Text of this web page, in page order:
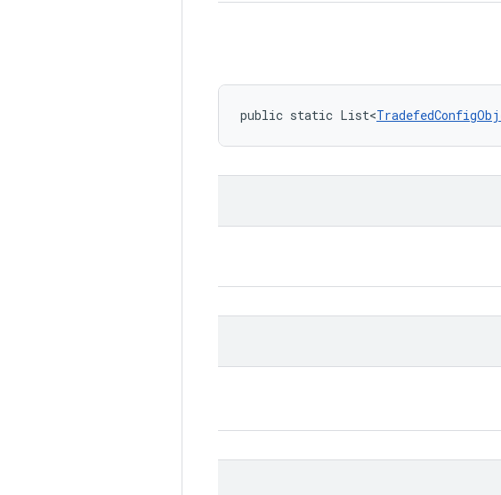
public static List<